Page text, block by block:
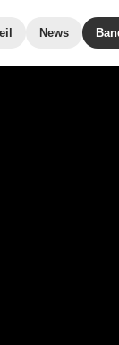
News